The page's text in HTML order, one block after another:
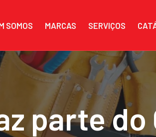
SOMOS MARCAS SERVIÇOS
parte do